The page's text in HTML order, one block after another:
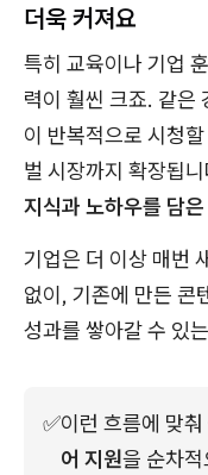
더욱 커져요
특히 교육이나 기업
력이 훨씬 크죠. 같은
이 반복적으로 시청
벌 시장까지 확장됩
지식과 노하우를 담
기업은 더 이상 매번
없이, 기존에 만든 콘
성과를 쌓아갈 수 있
✅이런 흐름에 맞춰
어 지원을 순차